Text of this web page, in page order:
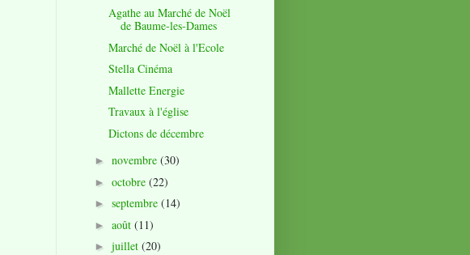
Agathe au Marché de Noël
de Baume-les-Dames
Marché de Noël à l'Ecole
Stella Cinéma
Mallette Energie
Travaux à l'église
Dictons de décembre
► novembre (30)
► octobre (22)
► septembre (14)
► août (11)
► juillet (20)